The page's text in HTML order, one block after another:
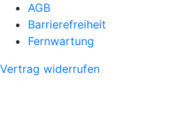
AGB
Barrierefreiheit
Fernwartung
Vertrag widerrufen